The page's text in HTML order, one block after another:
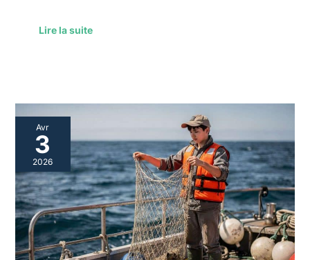
Lire la suite
Avr
3
2026
Quel
matériel
utiliser
pour
un
Bac
Pro
conduite
et
gestion
des